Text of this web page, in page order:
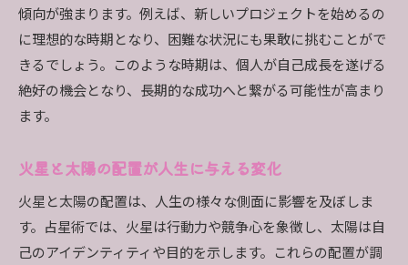
傾向が強まります。例えば、新しいプロジェクトを始めるの
に理想的な時期となり、困難な状況にも果敢に挑むことがで
きるでしょう。このような時期は、個人が自己成長を遂げる
絶好の機会となり、長期的な成功へと繋がる可能性が高まり
ます。
火星と太陽の配置が人生に与える変化
火星と太陽の配置は、人生の様々な側面に影響を及ぼしま
す。占星術では、火星は行動力や競争心を象徴し、太陽は自
己のアイデンティティや目的を示します。これらの配置が調